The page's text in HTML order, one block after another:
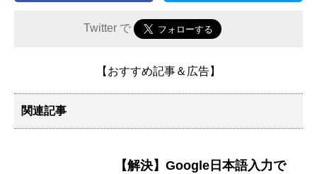
Twitter で
【おすすめ記事＆広告】
関連記事
【解決】Google日本語入力で